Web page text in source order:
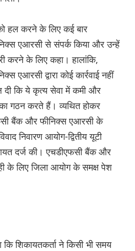
हल करने के लिए कई बार
एआरसी से संपर्क किया और उन्हें
करने के लिए कहा। हालांकि,
एआरसी द्वारा कोई कार्रवाई नहीं
दी कि ये कृत्य सेवा में कमी और
गठन करते हैं। व्यथित होकर
बैंक और फीनिक्स एआरसी के
निवारण आयोग-द्वितीय यूटी
दर्ज की। एचडीएफसी बैंक और
के लिए जिला आयोग के समक्ष पेश
शिकायतकर्ता ने किसी भी समय